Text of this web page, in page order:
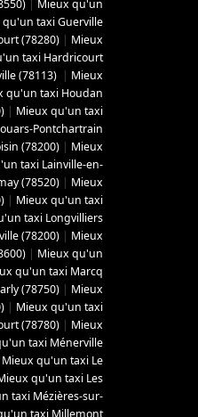
| Mieux qu'un
qu'un taxi Guerville
(78280) | Mieux
taxi Hardricourt
(78113) | Mieux
qu'un taxi Houdan
| Mieux qu'un taxi
Pontchartrain
(78200) | Mieux
taxi Lainville-en-
(78520) | Mieux
| Mieux qu'un taxi
taxi Longvilliers
(78200) | Mieux
| Mieux qu'un
qu'un taxi Marcq
(78750) | Mieux
| Mieux qu'un taxi
(78780) | Mieux
taxi Ménerville
Mieux qu'un taxi Le
qu'un taxi Les
taxi Mézières-sur-
taxi Millemont